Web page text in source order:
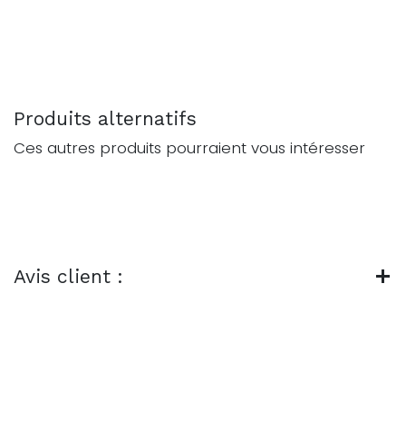
Produits alternatifs
Ces autres produits pourraient vous intéresser
Avis client :